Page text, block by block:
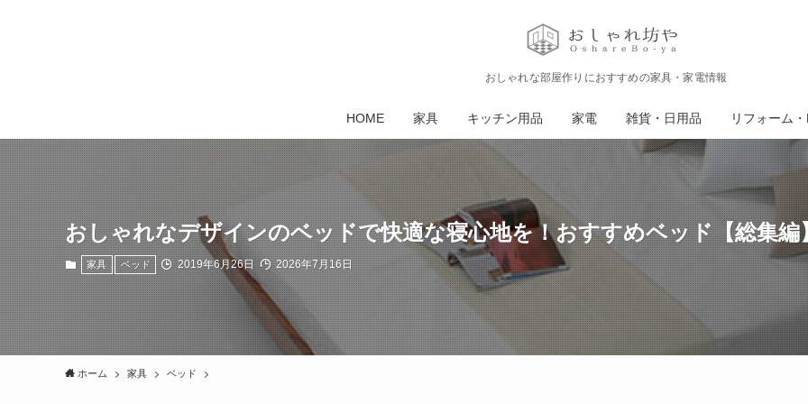
おしゃれな部屋作りにおすすめの家具・家電情報
HOME 家具 キッチン用品 家電 雑貨・日用品 リフォーム
おしゃれなデザインのベッドで快適な寝心地を！おすすめベッド【総集編
家具 ベッド 2019年6月26日 2026年7月16日
ホーム 家具 ベッド